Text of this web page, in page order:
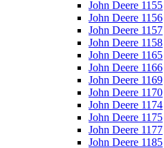
John Deere 1155
John Deere 1156
John Deere 1157
John Deere 1158
John Deere 1165
John Deere 1166
John Deere 1169
John Deere 1170
John Deere 1174
John Deere 1175
John Deere 1177
John Deere 1185